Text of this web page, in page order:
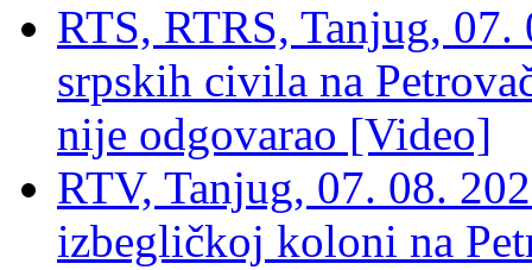
RTS, RTRS, Tanjug,
srpskih civila na
nije odgovarao [Video]
RTV, Tanjug, 07. 08.
izbegličkoj koloni na